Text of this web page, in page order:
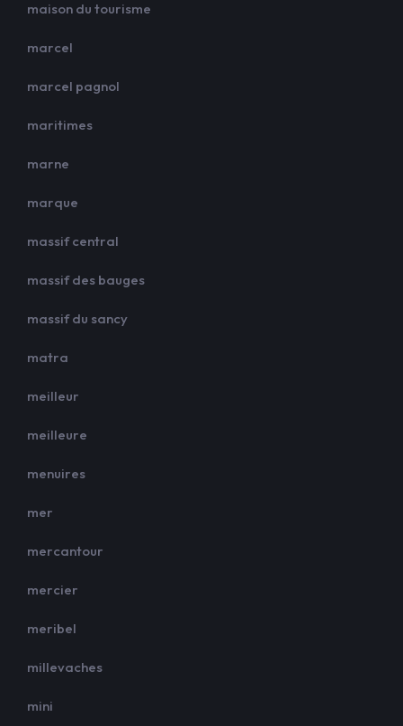
maison du tourisme
marcel
marcel pagnol
maritimes
marne
marque
massif central
massif des bauges
massif du sancy
matra
meilleur
meilleure
menuires
mer
mercantour
mercier
meribel
millevaches
mini